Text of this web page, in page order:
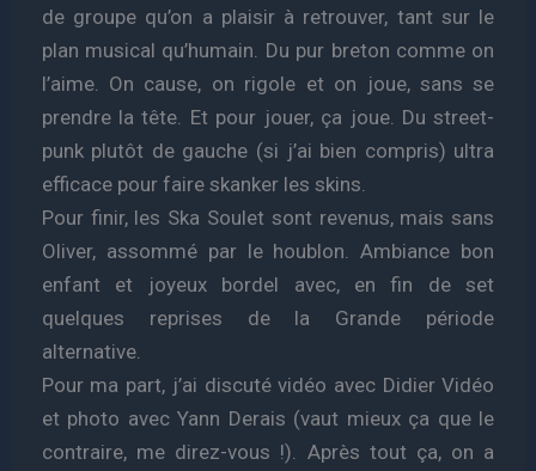
de groupe qu’on a plaisir à retrouver, tant sur le
plan musical qu’humain. Du pur breton comme on
l’aime. On cause, on rigole et on joue, sans se
prendre la tête. Et pour jouer, ça joue. Du street-
punk plutôt de gauche (si j’ai bien compris) ultra
efficace pour faire skanker les skins.
Pour finir, les Ska Soulet sont revenus, mais sans
Oliver, assommé par le houblon. Ambiance bon
enfant et joyeux bordel avec, en fin de set
quelques reprises de la Grande période
alternative.
Pour ma part, j’ai discuté vidéo avec Didier Vidéo
et photo avec Yann Derais (vaut mieux ça que le
contraire, me direz-vous !). Après tout ça, on a